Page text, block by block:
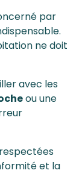
par
ne doit
avec les
ou une
et la